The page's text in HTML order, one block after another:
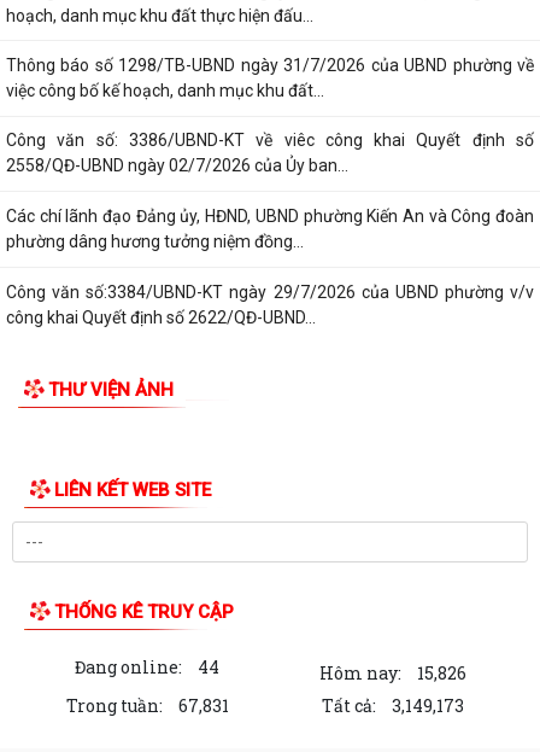
Lễ chào cờ tháng 8/2026
Thông báo số 1298/TB-UBND ngày 31/7/2026 về việc công bố kế
hoạch, danh mục khu đất thực hiện đấu...
Thông báo số 1298/TB-UBND ngày 31/7/2026 của UBND phường về
việc công bố kế hoạch, danh mục khu đất...
Công văn số: 3386/UBND-KT về viêc công khai Quyết định số
2558/QĐ-UBND ngày 02/7/2026 của Ủy ban...
Các chí lãnh đạo Đảng ủy, HĐND, UBND phường Kiến An và Công đoàn
phường dâng hương tưởng niệm đồng...
công khai Quyết định số 2622/QĐ-UBND...
Ban vận động thành lập Hội Doanh nghiệp họp chuẩn bị công tác tổ
chức Đại hội thành lập Hội Doanh...
trường điện tử, giai đoạn 2
UBND phường tiếp ông Phạm Văn Hành – Khu Chung cư Bắc Sơn
Phường Kiến An tham dự Hội nghị báo cáo viên tháng 7
LIÊN KẾT WEB SITE